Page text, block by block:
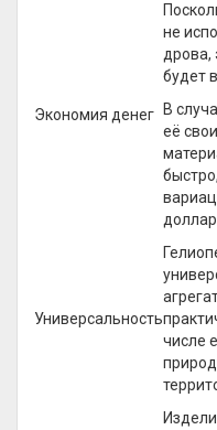
Экономия денег
не
дрова,
будет
В
её
Универсальность
числе